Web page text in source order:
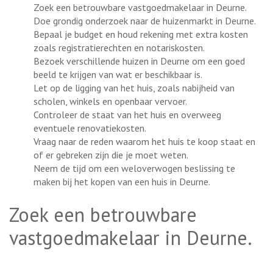
Zoek een betrouwbare vastgoedmakelaar in Deurne.
Doe grondig onderzoek naar de huizenmarkt in Deurne.
Bepaal je budget en houd rekening met extra kosten
zoals registratierechten en notariskosten.
Bezoek verschillende huizen in Deurne om een goed
beeld te krijgen van wat er beschikbaar is.
Let op de ligging van het huis, zoals nabijheid van
scholen, winkels en openbaar vervoer.
Controleer de staat van het huis en overweeg
eventuele renovatiekosten.
Vraag naar de reden waarom het huis te koop staat en
of er gebreken zijn die je moet weten.
Neem de tijd om een weloverwogen beslissing te
maken bij het kopen van een huis in Deurne.
Zoek een betrouwbare
vastgoedmakelaar in Deurne.